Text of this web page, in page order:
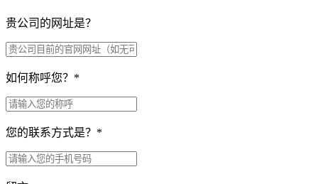
贵公司的网址是？
如何称呼您？ *
您的联系方式是？ *